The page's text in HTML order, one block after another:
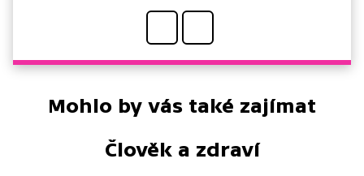
Mohlo by vás také zajímat
Člověk a zdraví